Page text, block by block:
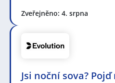
Zveřejněno: 4. srpna
Jsi noční sova?